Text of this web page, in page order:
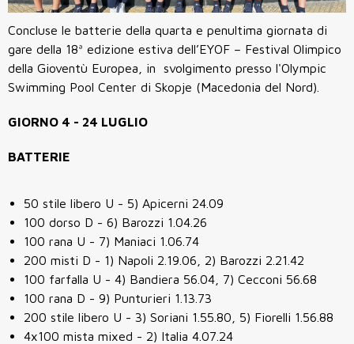
Concluse le batterie della quarta e penultima giornata di
gare della 18ª edizione estiva dell’EYOF – Festival Olimpico
della Gioventù Europea, in svolgimento presso l'Olympic
Swimming Pool Center di Skopje (Macedonia del Nord).
GIORNO 4 - 24 LUGLIO
BATTERIE
50 stile libero U - 5) Apicerni 24.09
100 dorso D - 6) Barozzi 1.04.26
100 rana U - 7) Maniaci 1.06.74
200 misti D - 1) Napoli 2.19.06, 2) Barozzi 2.21.42
100 farfalla U - 4) Bandiera 56.04, 7) Cecconi 56.68
100 rana D - 9) Punturieri 1.13.73
200 stile libero U - 3) Soriani 1.55.80, 5) Fiorelli 1.56.88
4x100 mista mixed - 2) Italia 4.07.24